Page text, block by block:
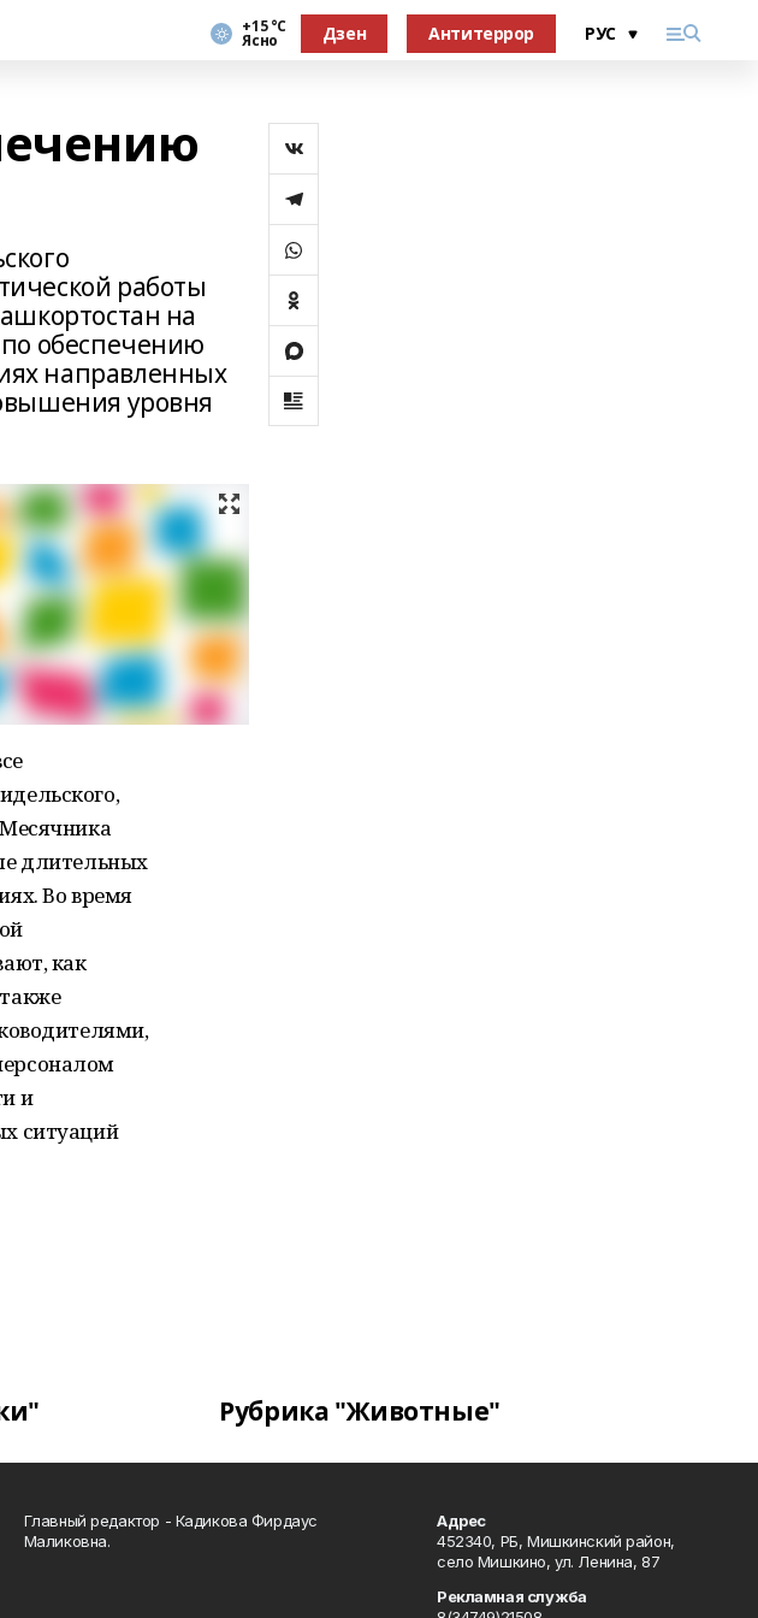
+15 °С
Ясно Дзен Антитеррор
работы
на
по обеспечению
направленных
уровня
длительных
Во время
как
и
ситуаций
Рубрика "Животные"
Главный редактор - Кадикова Фирдаус
Маликовна.
Адрес
452340, РБ, Мишкинский район,
село Мишкино, ул. Ленина, 87
Рекламная служба